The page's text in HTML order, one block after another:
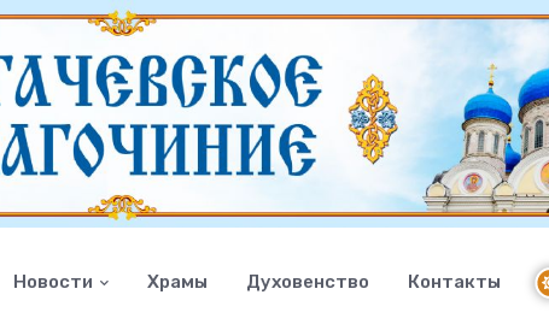
Новости Храмы Духовенство Контакты